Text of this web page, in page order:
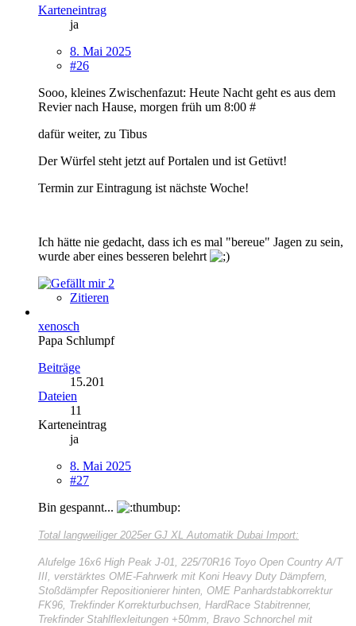
Karteneintrag
ja
8. Mai 2025
#26
Sooo, kleines Zwischenfazut: Heute Nacht geht es aus dem
Revier nach Hause, morgen früh um 8:00 #
dafür weiter, zu Tibus
Der Würfel steht jetzt auf Portalen und ist Getüvt!
Termin zur Eintragung ist nächste Woche!
Ich hätte nie gedacht, dass ich es mal "bereue" Jagen zu sein,
wurde aber eines besseren belehrt
2
Zitieren
xenosch
Papa Schlumpf
Beiträge
15.201
Dateien
11
Karteneintrag
ja
8. Mai 2025
#27
Bin gespannt...
Total langweiliger 2025er GJ XL Automatik Dubai Import:
Alufelge 16x6 High Peak J-01, 225/70R16 Toyo Open Country A/T
III, verstärktes OME-Fahrwerk mit Koni Heavy Duty Dämpfern,
Stoßdämpfer Repositionierer hinten, OME Panhardstabkorrektur
FK96, Trekfinder Korrekturbuchsen, HardRace Stabitrenner,
Trekfinder Stahlflexleitungen +50mm, Bravo Schnorchel mit